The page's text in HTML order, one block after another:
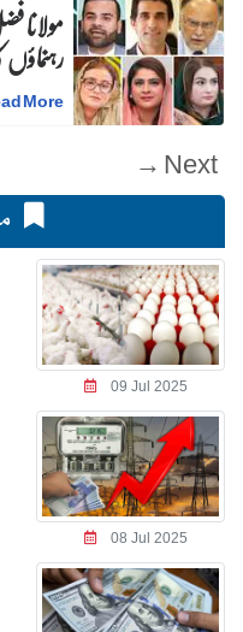
More
Next →
09 Jul 2025
08 Jul 2025